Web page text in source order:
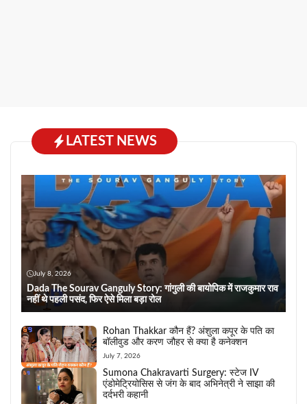
LATEST NEWS
July 8, 2026
Dada The Sourav Ganguly Story: गांगुली की बायोपिक में राजकुमार राव
नहीं थे पहली पसंद, फिर ऐसे मिला बड़ा रोल
Rohan Thakkar कौन हैं? अंशुला कपूर के पति का
बॉलीवुड और करण जौहर से क्या है कनेक्शन
July 7, 2026
Sumona Chakravarti Surgery: स्टेज IV
एंडोमेट्रियोसिस से जंग के बाद अभिनेत्री ने साझा की
दर्दभरी कहानी